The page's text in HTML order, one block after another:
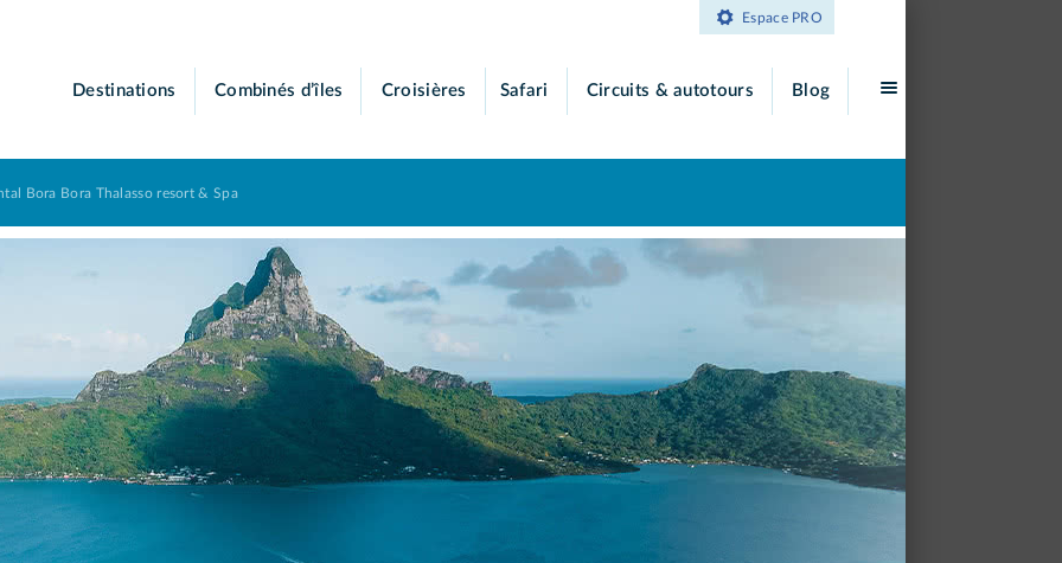
Espace PRO
Destinations Combinés d’îles Croisières Safari Circuits & autotours Blog
Bora Bora Thalasso resort & Spa